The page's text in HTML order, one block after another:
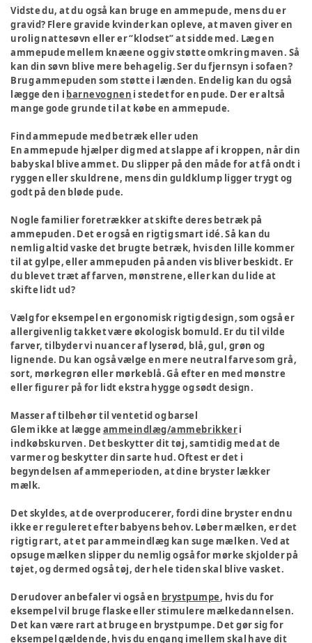
Vidste du, at du også kan bruge en ammepude, mens du er
gravid? Flere gravide kvinder kan opleve, at maven giver en
urolig nattesøvn eller er “klodset” at sidde med. Læg en
ammepude mellem knæene og giv støtte omkring maven. Så
kan din søvn blive mere behagelig. Ser du fjernsyn i sofaen?
Brug ammepuden som støtte i lænden. Endelig kan du også
lægge den i barnevognen i stedet for en pude. Der er altså
mange gode grunde til at købe en ammepude.
Find ammepude med betræk eller uden
En ammepude hjælper dig med at slappe af i kroppen, når din
baby skal blive ammet. Du slipper på den måde for at få ondt i
ryggen eller skuldrene, mens din guldklump ligger trygt og
godt på den bløde pude.
Nogle familier foretrækker at skifte deres betræk på
ammepuden. Det er også en rigtig smart idé. Så kan du
nemlig altid vaske det brugte betræk, hvis den lille kommer
til at gylpe, eller ammepuden på anden vis bliver beskidt. Er
du blevet træt af farven, mønstrene, eller kan du lide at
skifte lidt ud?
Vælg for eksempel en ergonomisk rigtig design, som også er
allergivenlig takket være økologisk bomuld. Er du til vilde
farver, tilbyder vi nuancer af lyserød, blå, gul, grøn og
lignende. Du kan også vælge en mere neutral farve som grå,
sort, mørkegrøn eller mørkeblå. Gå efter en med mønstre
eller figurer på for lidt ekstra hygge og sødt design.
Masser af tilbehør til ventetid og barsel
Glem ikke at lægge ammeindlæg/ammebrikkeri
indkøbskurven. Det beskytter dit tøj, samtidig med at de
varmer og beskytter din sarte hud. Oftest er det i
begyndelsen af ammeperioden, at dine bryster lækker
mælk.
Det skyldes, at de overproducerer, fordi dine bryster endnu
ikke er reguleret efter babyens behov. Løber mælken, er det
rigtig rart, at et par ammeindlæg kan suge mælken. Ved at
opsuge mælken slipper du nemlig også for mørke skjolder på
tøjet, og dermed også tøj, der hele tiden skal blive vasket.
Derudover anbefaler vi også en brystpumpe, hvis du for
eksempel vil bruge flaske eller stimulere mælkedannelsen.
Det kan være rart at bruge en brystpumpe. Det gør sig for
eksempel gældende, hvis du engang imellem skal have dit